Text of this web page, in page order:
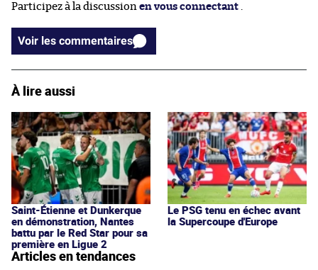
Participez à la discussion en vous connectant
Voir les commentaires
À lire aussi
Saint-Étienne et Dunkerque
en démonstration, Nantes
battu par le Red Star pour sa
première en Ligue 2
Le PSG tenu en échec avant
la Supercoupe d'Europe
Articles en tendances